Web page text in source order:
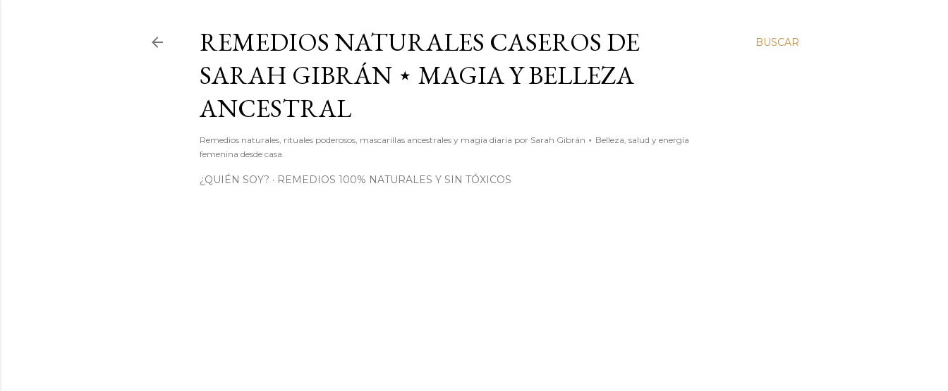
BUSCAR
REMEDIOS NATURALES CASEROS DE
SARAH GIBRÁN ⋆ MAGIA Y BELLEZA
ANCESTRAL
Remedios naturales, rituales poderosos, mascarillas ancestrales y magia diaria por Sarah Gibrán ⋆ Belleza, salud y energía
femenina desde casa.
¿QUIÉN SOY? REMEDIOS 100% NATURALES Y SIN TÓXICOS